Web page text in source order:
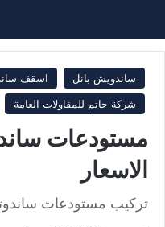
ساندويش بانل
اسقف
شركة حاتم للمقاولات العامة
مستودعات
الاسعار
تركيب مستودعات